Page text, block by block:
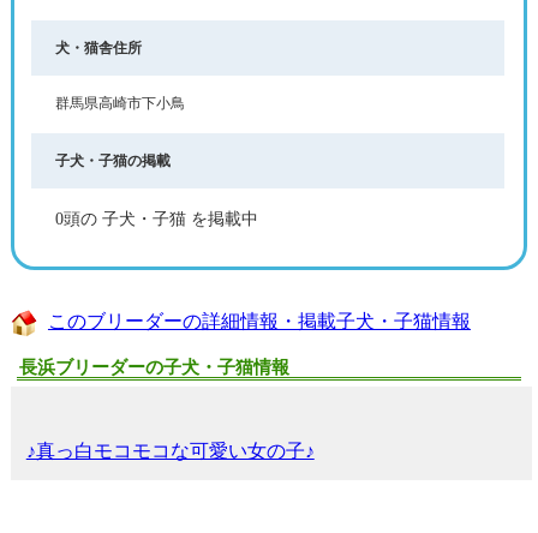
犬・猫舎住所
群馬県高崎市下小鳥
子犬・子猫の掲載
0頭の 子犬・子猫 を掲載中
このブリーダーの詳細情報・掲載子犬・子猫情報
長浜ブリーダーの子犬・子猫情報
♪真っ白モコモコな可愛い女の子♪